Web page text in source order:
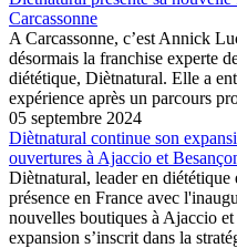
Carcassonne
A Carcassonne, c’est Annick
désormais la franchise experte
diététique, Diètnatural. Elle a
expérience après un parcours
05 septembre 2024
Diètnatural continue son
ouvertures à Ajaccio et
Diètnatural, leader en diététique
présence en France avec
nouvelles boutiques à Ajaccio
expansion s’inscrit dans la